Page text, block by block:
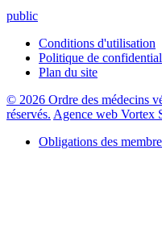
public
Conditions d'utilisation
Politique de
Plan du site
© 2026 Ordre des médecins
réservés. Agence web Vortex
Obligations des